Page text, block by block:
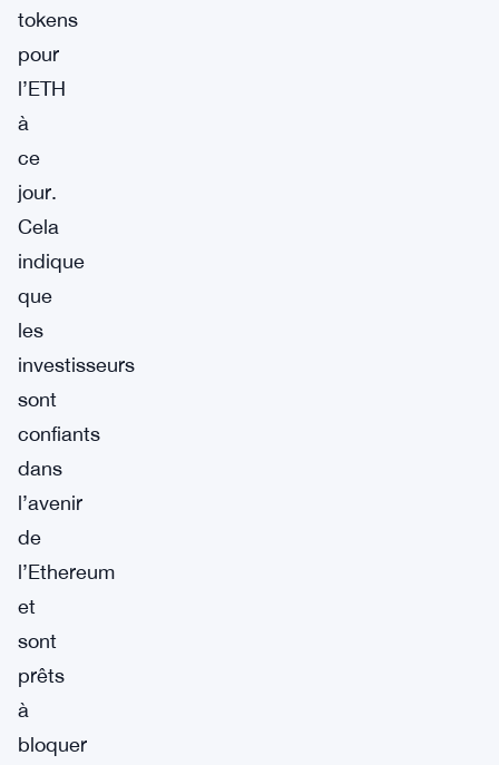
tokens
pour
l’ETH
à
ce
jour.
Cela
indique
que
les
investisseurs
sont
confiants
dans
l’avenir
de
l’Ethereum
et
sont
prêts
à
bloquer